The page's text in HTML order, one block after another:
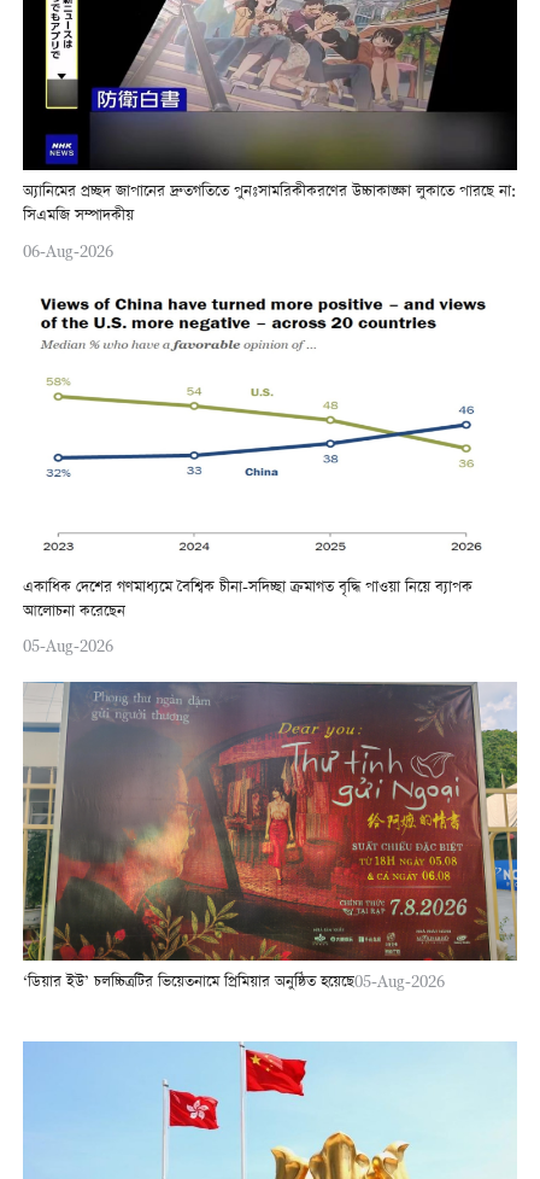
অ্যানিমের প্রচ্ছদ জাপানের দ্রুতগতিতে পুনঃসামরিকীকরণের উচ্চাকাঙ্ক্ষা লুকাতে পারছে না:
সিএমজি সম্পাদকীয়
06-Aug-2026
একাধিক দেশের গণমাধ্যমে বৈশ্বিক চীনা-সদিচ্ছা ক্রমাগত বৃদ্ধি পাওয়া নিয়ে ব্যাপক
আলোচনা করেছেন
05-Aug-2026
‘ডিয়ার ইউ’ চলচ্চিত্রটির ভিয়েতনামে প্রিমিয়ার অনুষ্ঠিত হয়েছে05-Aug-2026